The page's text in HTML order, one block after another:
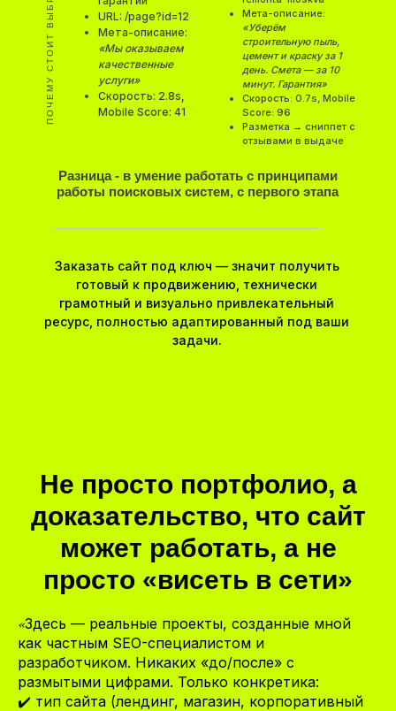
Разница - в умение работать с принципами
работы поисковых систем, с первого этапа
URL: /page?id=12
Мета-описание:
«Мы оказываем
качественные
услуги»
Скорость: 2.8s,
Mobile Score: 41
Мета-описание:
«Уберём
строительную пыль,
цемент и краску за 1
день. Смета — за 10
минут. Гарантия»
Скорость: 0.7s, Mobile
Score: 96
Разметка → сниппет с
отзывами в выдаче
Заказать сайт под ключ — значит получить
готовый к продвижению, технически
грамотный и визуально привлекательный
ресурс, полностью адаптированный под ваши
задачи.
Не просто портфолио, а
доказательство, что сайт
может работать, а не
просто «висеть в сети»
«Здесь — реальные проекты, созданные мной
как частным SEO-специалистом и
разработчиком. Никаких «до/после» с
размытыми цифрами. Только конкретика:
✔️ тип сайта (лендинг, магазин, корпоративный